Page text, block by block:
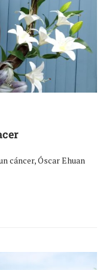
cáncer, Óscar Ehuan